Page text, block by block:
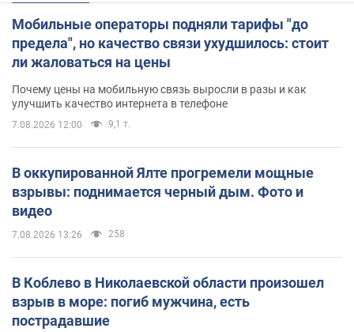
Мобильные операторы подняли тарифы "до
предела", но качество связи ухудшилось: стоит
ли жаловаться на цены
Почему цены на мобильную связь выросли в разы и как
улучшить качество интернета в телефоне
7.08.2026 12:00 9,1 т.
В оккупированной Ялте прогремели мощные
взрывы: поднимается черный дым. Фото и
видео
7.08.2026 13:26 258
В Коблево в Николаевской области произошел
взрыв в море: погиб мужчина, есть
пострадавшие